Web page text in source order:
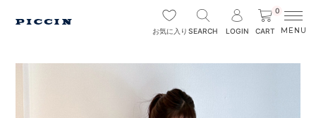
お気に入り SEARCH LOGIN
0
CART